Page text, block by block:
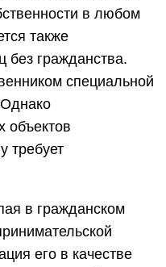
в любом
также
без гражданства.
специальной
Однако
объектов
требует
в гражданском
его в качестве